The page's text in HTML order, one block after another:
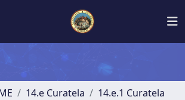
14.e Curatela 14.e.1 Curatela